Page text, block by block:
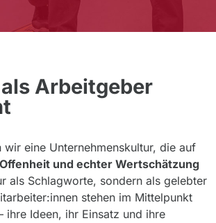
Arbeitgeber
wir eine Unternehmenskultur, die auf
und echter Wertschätzung
als Schlagworte, sondern als gelebter
stehen im Mittelpunkt
ihre Ideen, ihr Einsatz und ihre